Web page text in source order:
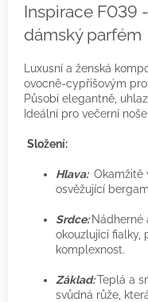
Inspirace F039
dámský parfém
Luxusní a ženská
ovocně-cypřišovým
Působí elegantně,
Ideální pro večerní
Složení:
Hlava: Okamžitě
osvěžující
Srdce: Nádherné
okouzlující fialky,
komplexnost.
Základ:Teplá a
svůdná růže,